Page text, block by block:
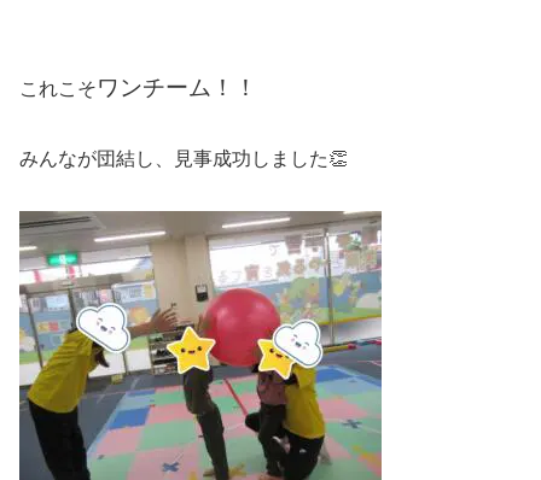
これこそワンチーム！！
みんなが団結し、見事成功しました👏